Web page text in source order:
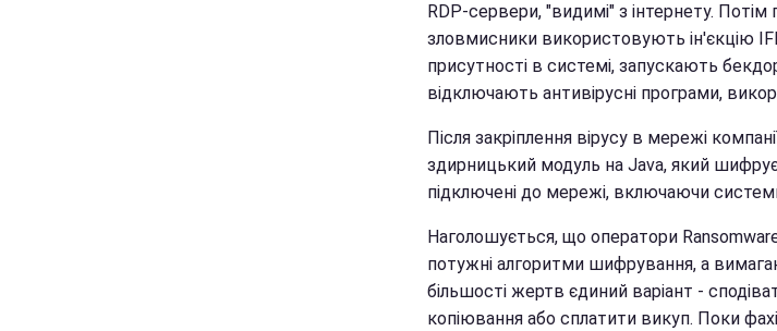
RDP-сервери, "видимі" з інтернету.
зловмисники використовують ін'єкцію
присутності в системі, запускають
відключають антивірусні програми,
Після закріплення вірусу в мережі
здирницький модуль на Java, який
підключені до мережі, включаючи
Наголошується, що оператори
потужні алгоритми шифрування, а
більшості жертв єдиний варіант -
копіювання або сплатити викуп. Поки